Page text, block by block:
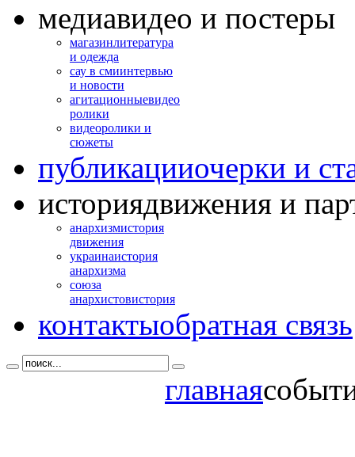
медиавидео и постеры
магазинлитература
и одежда
сау в смиинтервью
и новости
агитационныевидео
ролики
видеоролики и
сюжеты
публикацииочерки и
историядвижения и
анархизмистория
движения
украинаистория
анархизма
союза
анархистовистория
контактыобратная связь
главная